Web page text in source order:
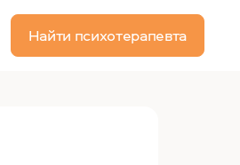
Найти психотерапевта